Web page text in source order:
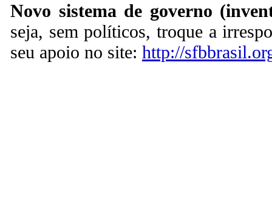
Novo sistema de governo
seja, sem políticos, troque a
seu apoio no site: http://